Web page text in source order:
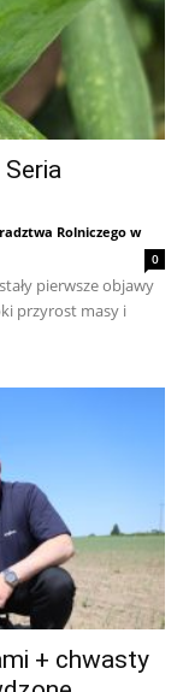
Rolniczego w
0
pierwsze objawy
przyrost masy i
+ chwasty